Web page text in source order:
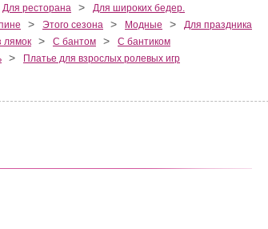
Для ресторана > Для широких бедер.
> Этого сезона > Модные > Для праздника
лямок > С бантом > С бантиком
> Платье для взрослых ролевых игр